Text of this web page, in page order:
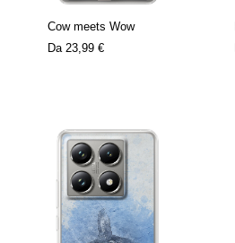
Cow meets Wow
Da 23,99 €